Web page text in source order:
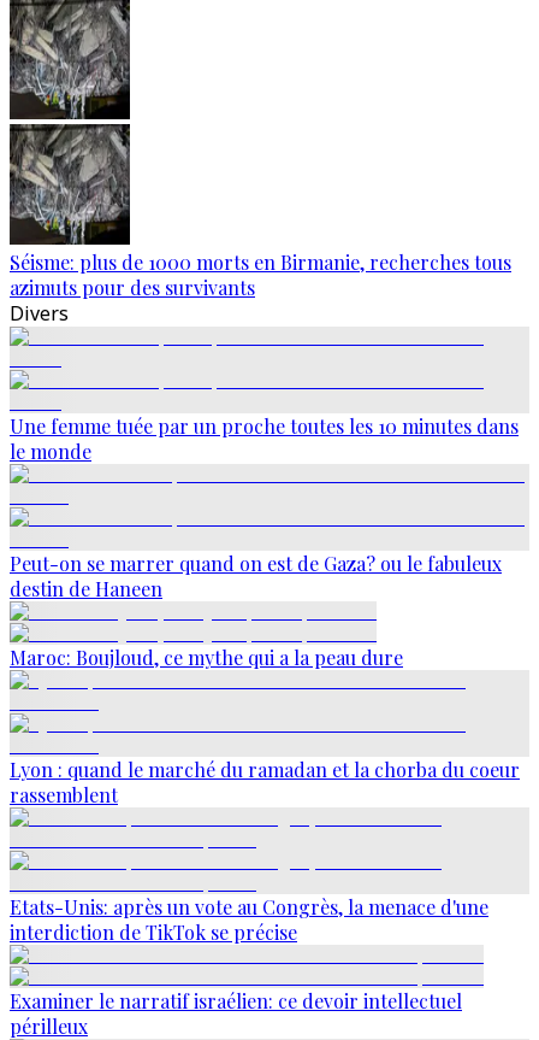
Séisme: plus de 1000 morts en Birmanie, recherches tous
azimuts pour des survivants
Divers
Une femme tuée par un proche toutes les 10 minutes dans
le monde
Peut-on se marrer quand on est de Gaza? ou le fabuleux
destin de Haneen
Maroc: Boujloud, ce mythe qui a la peau dure
Lyon : quand le marché du ramadan et la chorba du coeur
rassemblent
Etats-Unis: après un vote au Congrès, la menace d'une
interdiction de TikTok se précise
Examiner le narratif israélien: ce devoir intellectuel
périlleux